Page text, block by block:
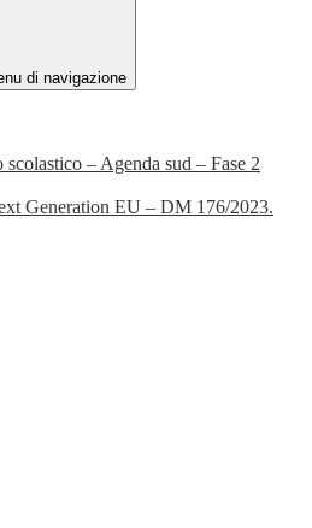
di navigazione
– Agenda sud – Fase 2
Generation EU – DM 176/2023.